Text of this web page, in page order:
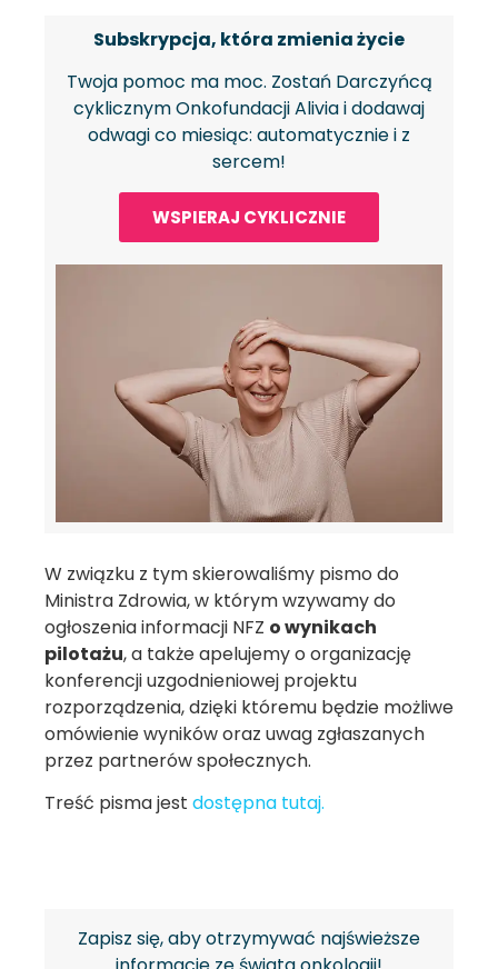
Subskrypcja, która zmienia życie
Twoja pomoc ma moc. Zostań Darczyńcą
cyklicznym Onkofundacji Alivia i dodawaj
odwagi co miesiąc: automatycznie i z
sercem!
WSPIERAJ CYKLICZNIE
W związku z tym skierowaliśmy pismo do
Ministra Zdrowia, w którym wzywamy do
ogłoszenia informacji NFZ o wynikach
pilotażu, a także apelujemy o organizację
konferencji uzgodnieniowej projektu
rozporządzenia, dzięki któremu będzie możliwe
omówienie wyników oraz uwag zgłaszanych
przez partnerów społecznych.
Treść pisma jest dostępna tutaj.
Zapisz się, aby otrzymywać najświeższe